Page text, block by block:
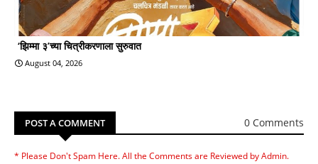
‘झिम्मा ३’च्या चित्रीकरणाला सुरुवात
August 04, 2026
POST A COMMENT 0 Comments
* Please Don't Spam Here. All the Comments are Reviewed by Admin.